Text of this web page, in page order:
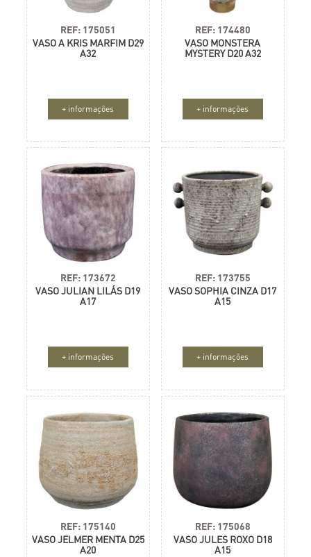
REF: 175051
VASO A KRIS MARFIM D29
A32
+ informações
REF: 174480
VASO MONSTERA
MYSTERY D20 A32
+ informações
REF: 173672
VASO JULIAN LILÁS D19
A17
+ informações
REF: 173755
VASO SOPHIA CINZA D17
A15
+ informações
REF: 175140
VASO JELMER MENTA D25
A20
REF: 175068
VASO JULES ROXO D18
A15